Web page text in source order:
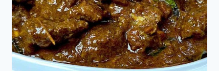
പഞ്ഞിക്കെട്ട്
പോലെ
ഒരു
റാഗി
പുട്ട്!
|
SPECIAL